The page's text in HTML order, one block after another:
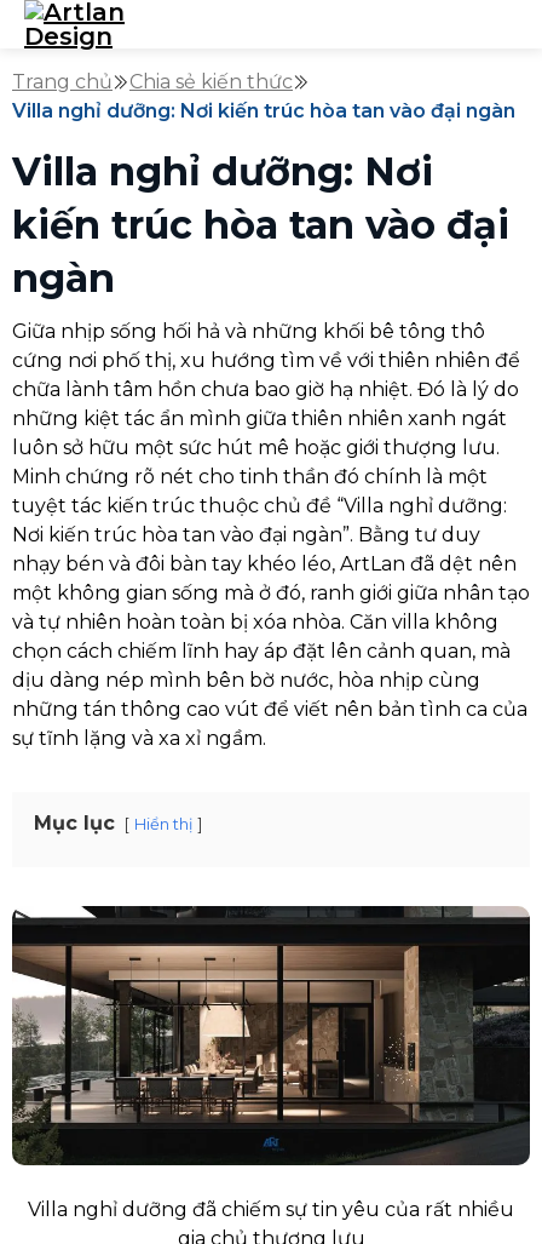
Trang chủ
Chia sẻ kiến thức
Villa nghỉ dưỡng: Nơi kiến trúc hòa tan vào đại ngàn
Villa nghỉ dưỡng: Nơi
kiến trúc hòa tan vào đại
ngàn
Giữa nhịp sống hối hả và những khối bê tông thô
cứng nơi phố thị, xu hướng tìm về với thiên nhiên để
chữa lành tâm hồn chưa bao giờ hạ nhiệt. Đó là lý do
những kiệt tác ẩn mình giữa thiên nhiên xanh ngát
luôn sở hữu một sức hút mê hoặc giới thượng lưu.
Minh chứng rõ nét cho tinh thần đó chính là một
tuyệt tác kiến trúc thuộc chủ đề “Villa nghỉ dưỡng:
Nơi kiến trúc hòa tan vào đại ngàn”. Bằng tư duy
nhạy bén và đôi bàn tay khéo léo, ArtLan đã dệt nên
một không gian sống mà ở đó, ranh giới giữa nhân tạo
và tự nhiên hoàn toàn bị xóa nhòa. Căn villa không
chọn cách chiếm lĩnh hay áp đặt lên cảnh quan, mà
dịu dàng nép mình bên bờ nước, hòa nhịp cùng
những tán thông cao vút để viết nên bản tình ca của
sự tĩnh lặng và xa xỉ ngầm.
Mục lục Hiển thị
Villa nghỉ dưỡng đã chiếm sự tin yêu của rất nhiều
gia chủ thượng lưu